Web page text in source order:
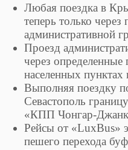
Любая поездка в
теперь только через
административной
Проезд
через
населенных
Выполняя поездку
Севастополь
«КПП Чонгар-
Рейсы от «LuxBus»
пешего перехода